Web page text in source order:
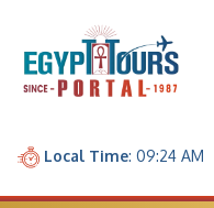
Local Time: 09:24 AM